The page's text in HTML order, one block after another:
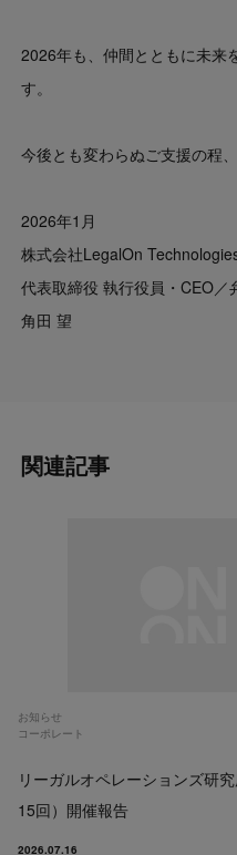
2026年も、仲間とともに未来
す。
今後とも変わらぬご支援の程
2026年1月
株式会社LegalOn
代表取締役 執行役員・CEO／
角田 望
関連記事
お知らせ
コーポレート
リーガルオペレーションズ研
15回）開催報告
2026.07.16